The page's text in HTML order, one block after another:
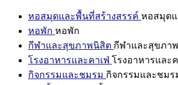
หอสมุดและพื้นที่สร้างสรรค์ หอสมุด
หอพัก หอพัก
กีฬาและสุขภาพนิสิต กีฬาและสุขภา
โรงอาหารและคาเฟ่ โรงอาหารและค
กิจกรรมและชมรม กิจกรรมและชมร